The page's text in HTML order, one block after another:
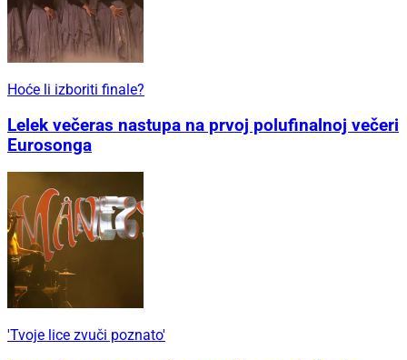
Hoće li izboriti finale?
Lelek večeras nastupa na prvoj polufinalnoj večeri
Eurosonga
'Tvoje lice zvuči poznato'